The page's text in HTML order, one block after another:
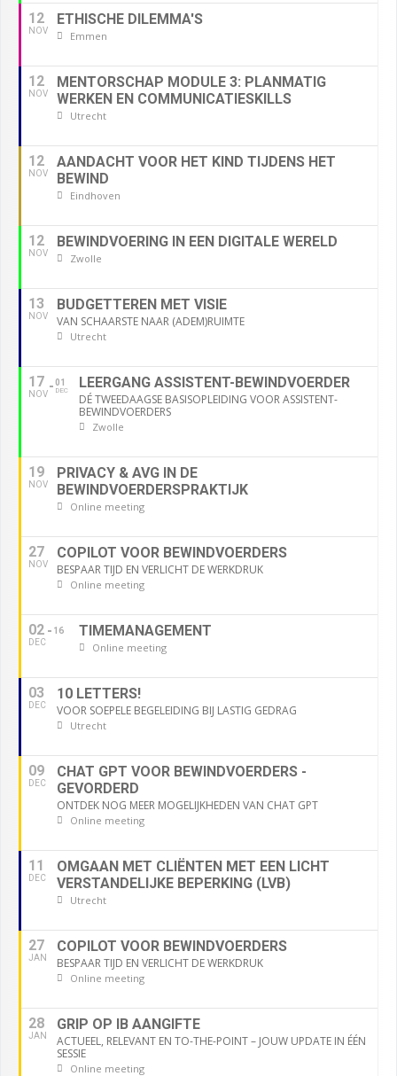
12
NOV
ETHISCHE DILEMMA'S
Emmen
12
NOV
MENTORSCHAP MODULE 3: PLANMATIG
WERKEN EN COMMUNICATIESKILLS
Utrecht
12
NOV
AANDACHT VOOR HET KIND TIJDENS HET
BEWIND
Eindhoven
12
NOV
BEWINDVOERING IN EEN DIGITALE WERELD
Zwolle
13
NOV
BUDGETTEREN MET VISIE
VAN SCHAARSTE NAAR (ADEM)RUIMTE
Utrecht
17
NOV
01
DEC LEERGANG ASSISTENT-BEWINDVOERDER
DÉ TWEEDAAGSE BASISOPLEIDING VOOR ASSISTENT-
BEWINDVOERDERS
Zwolle
19
NOV
PRIVACY & AVG IN DE
BEWINDVOERDERSPRAKTIJK
Online meeting
27
NOV
COPILOT VOOR BEWINDVOERDERS
BESPAAR TIJD EN VERLICHT DE WERKDRUK
Online meeting
02
DEC
16 TIMEMANAGEMENT
Online meeting
03
DEC
10 LETTERS!
VOOR SOEPELE BEGELEIDING BIJ LASTIG GEDRAG
Utrecht
09
DEC
CHAT GPT VOOR BEWINDVOERDERS -
GEVORDERD
ONTDEK NOG MEER MOGELIJKHEDEN VAN CHAT GPT
Online meeting
11
DEC
OMGAAN MET CLIËNTEN MET EEN LICHT
VERSTANDELIJKE BEPERKING (LVB)
Utrecht
27
JAN
COPILOT VOOR BEWINDVOERDERS
BESPAAR TIJD EN VERLICHT DE WERKDRUK
Online meeting
28
JAN
GRIP OP IB AANGIFTE
ACTUEEL, RELEVANT EN TO-THE-POINT – JOUW UPDATE IN ÉÉN
SESSIE
Online meeting